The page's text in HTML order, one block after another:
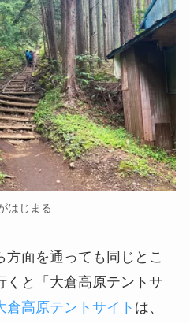
はじまる
面を通っても同じとこ
くと「大倉高原テントサ
倉高原テントサイト は、